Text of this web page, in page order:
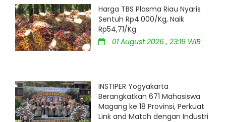
Harga TBS Plasma Riau Nyaris
Sentuh Rp4.000/Kg, Naik
Rp54,71/Kg
01 August 2026 , 23:19 WIB
INSTIPER Yogyakarta
Berangkatkan 671 Mahasiswa
Magang ke 18 Provinsi, Perkuat
Link and Match dengan Industri